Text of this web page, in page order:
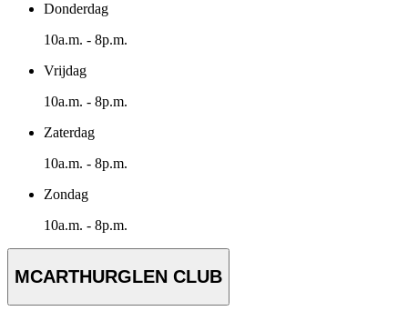
Donderdag
10a.m. - 8p.m.
Vrijdag
10a.m. - 8p.m.
Zaterdag
10a.m. - 8p.m.
Zondag
10a.m. - 8p.m.
MCARTHURGLEN CLUB